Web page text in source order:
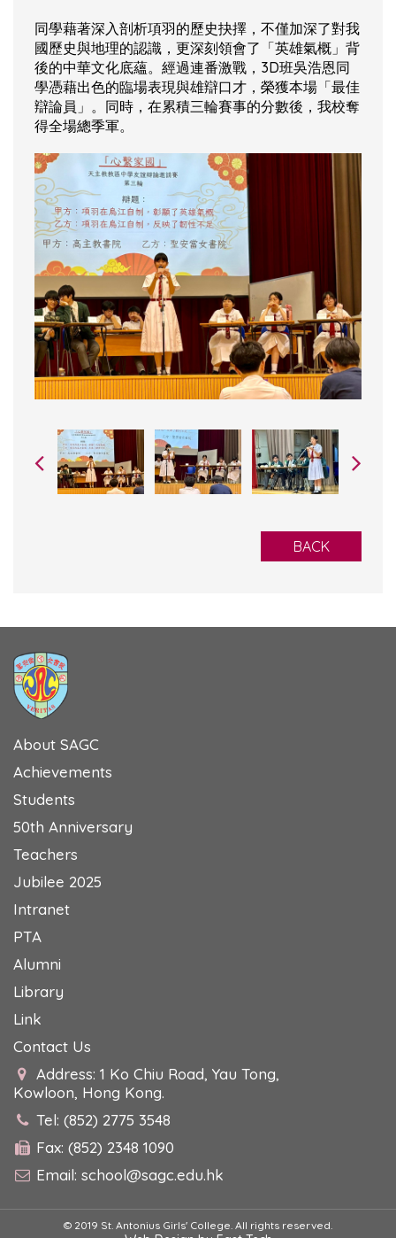
同學藉著深入剖析項羽的歷史抉擇，不僅加深了對我
國歷史與地理的認識，更深刻領會了「英雄氣概」背
後的中華文化底蘊。經過連番激戰，3D班吳浩恩同
學憑藉出色的臨場表現與雄辯口才，榮獲本場「最佳
辯論員」。同時，在累積三輪賽事的分數後，我校奪
得全場總季軍。
BACK
About SAGC
Achievements
Students
50th Anniversary
Teachers
Jubilee 2025
Intranet
PTA
Alumni
Library
Link
Contact Us
Address: 1 Ko Chiu Road, Yau Tong,
Kowloon, Hong Kong.
Tel: (852) 2775 3548
Fax: (852) 2348 1090
Email: school@sagc.edu.hk
© 2019 St. Antonius Girls' College. All rights reserved.